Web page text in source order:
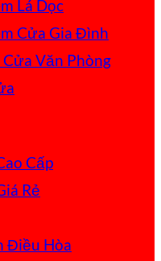
Lá Dọc
Cửa Gia Đình
Cửa Văn Phòng
Cấp
Rẻ
Điều Hòa